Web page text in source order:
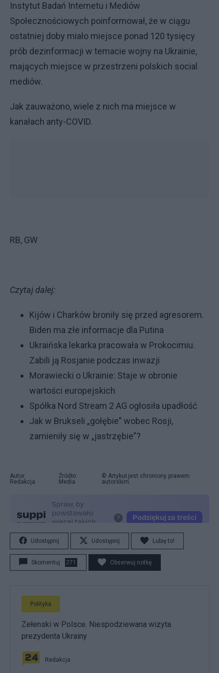
Instytut Badań Internetu i Mediów
Społecznościowych poinformował, że w ciągu
ostatniej doby miało miejsce ponad 120 tysięcy
prób dezinformacji w temacie wojny na Ukrainie,
mających miejsce w przestrzeni polskich social
mediów.
Jak zauważono, wiele z nich ma miejsce w
kanałach anty-COVID.
RB, GW
Czytaj dalej:
Kijów i Charków broniły się przed agresorem.
Biden ma złe informacje dla Putina
Ukraińska lekarka pracowała w Prokocimiu.
Zabili ją Rosjanie podczas inwazji
Morawiecki o Ukrainie: Staje w obronie
wartości europejskich
Spółka Nord Stream 2 AG ogłosiła upadłość
Jak w Brukseli „gołębie” wobec Rosji,
zamieniły się w „jastrzębie”?
Autor:
Redakcja
Źródło:
Media
© Artykuł jest chroniony prawem
autorskim.
Udostępnij Udostępnij Lubię to!
Skomentuj 271 Obserwuj notkę
Polityka
Zełenski w Polsce. Niespodziewana wizyta
prezydenta Ukrainy
Redakcja